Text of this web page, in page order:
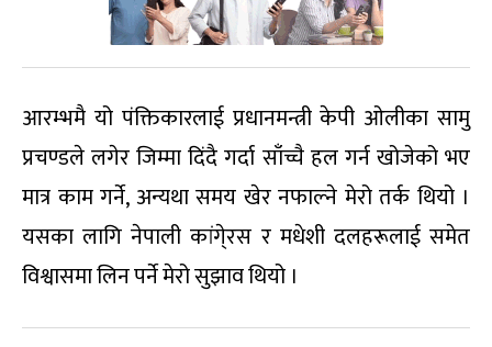
आरम्भमै यो पंक्तिकारलाई प्रधानमन्त्री केपी ओलीका सामु
प्रचण्डले लगेर जिम्मा दिंदै गर्दा साँच्चै हल गर्न खोजेको भए
मात्र काम गर्ने, अन्यथा समय खेर नफाल्ने मेरो तर्क थियो ।
यसका लागि नेपाली कांगे्रस र मधेशी दलहरूलाई समेत
विश्वासमा लिन पर्ने मेरो सुझाव थियो ।